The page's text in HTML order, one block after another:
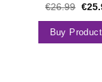
€26.99 €
Buy